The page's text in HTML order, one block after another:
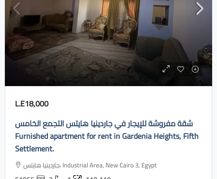
L.E18,000
شقة مفروشة للإيجار في جاردينيا هايتس التجمع الخامس
Furnished apartment for rent in Gardenia Heights, Fifth
Settlement.
جاردينيا هايتس، Industrial Area, New Cairo 3, Egypt